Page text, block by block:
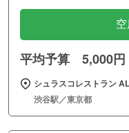
平均予算 5,000円
シュラスコレストラン
渋谷駅／東京都